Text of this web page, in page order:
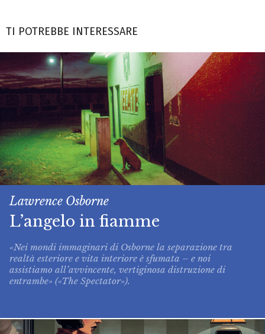
TI POTREBBE INTERESSARE
Lawrence Osborne
L’angelo in fiamme
«Nei mondi immaginari di Osborne la separazione tra
realtà esteriore e vita interiore è sfumata – e noi
assistiamo all’avvincente, vertiginosa distruzione di
entrambe» («The Spectator»).